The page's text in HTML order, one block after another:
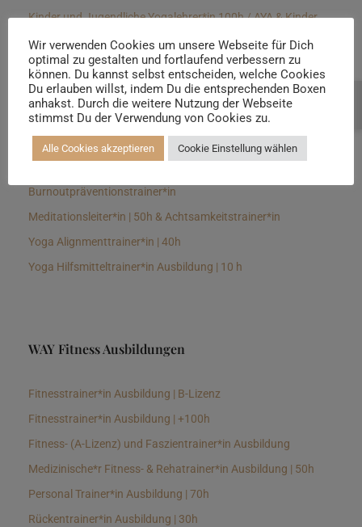
Kinder und Jugendliche Yogalehrer*in 100h / AYA & Kinder
Yin Yogalehrer*in | 100 h & Faszientrainer*in
Hormon Yogalehrer*in / Yogatherapeut*in &
Stressmanagementtrainer*in | 70h
Longevitytrainer*in
Burnoutpräventionstrainer*in
Meditationsleiter*in | 50h & Achtsamkeitstrainer*in
Yoga Alignmenttrainer*in | 40h
Yoga Hilfsmitteltrainer*in Ausbildung | 10 h
WAY Fitness Ausbildungen
Fitnesstrainer*in Ausbildung | B-Lizenz
Fitnesstrainer*in Ausbildung | +100h
Fitness- (A-Lizenz) und Faszientrainer*in Ausbildung
Medizinische*r Fitness- & Rehatrainer*in Ausbildung | 50h
Personal Trainer*in Ausbildung | 70h
Rückentrainer*in Ausbildung | 30h
Wir verwenden Cookies um unsere Webseite für Dich
optimal zu gestalten und fortlaufend verbessern zu
können. Du kannst selbst entscheiden, welche Cookies
Du erlauben willst, indem Du die entsprechenden Boxen
anhakst. Durch die weitere Nutzung der Webseite
stimmst Du der Verwendung von Cookies zu.
Alle Cookies akzeptieren Cookie Einstellung wählen
Beratung buchen